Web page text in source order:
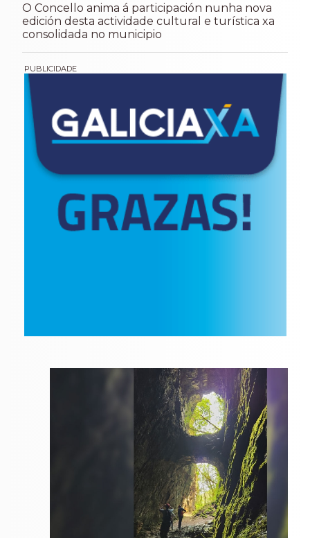
O Concello anima á participación nunha nova
edición desta actividade cultural e turística xa
consolidada no municipio